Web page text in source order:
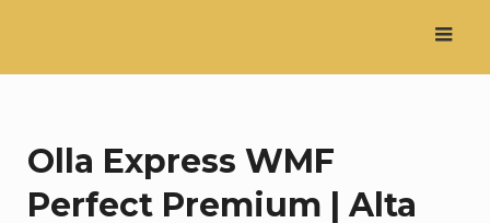
contenido
Olla Express WMF
Perfect Premium | Alta